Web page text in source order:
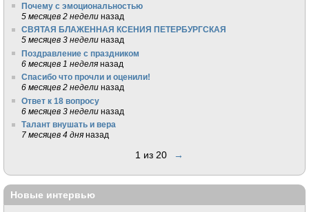
Почему с эмоциональностью
5 месяцев 2 недели назад
СВЯТАЯ БЛАЖЕННАЯ КСЕНИЯ ПЕТЕРБУРГСКАЯ
5 месяцев 3 недели назад
Поздравление с праздником
6 месяцев 1 неделя назад
Спасибо что прочли и оценили!
6 месяцев 2 недели назад
Ответ к 18 вопросу
6 месяцев 3 недели назад
Талант внушать и вера
7 месяцев 4 дня назад
1 из 20 →
Новые интервью